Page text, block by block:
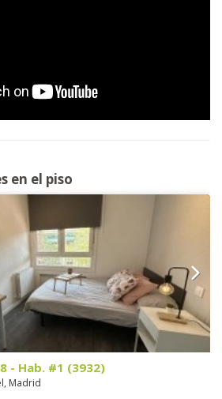
en el piso
- Hab. #1 (3932)
Madrid